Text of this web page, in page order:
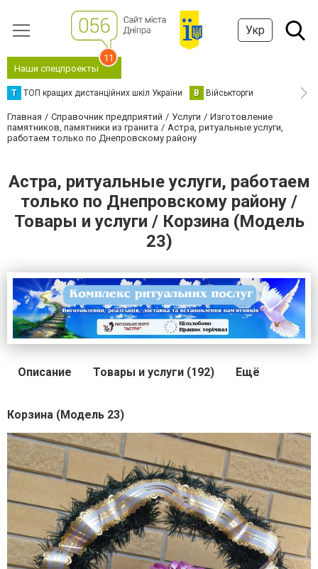
Укр
Наши спецпроекты
11
Т ТОП кращих дистанційних шкіл України В Військторги
Главная Справочник предприятий Услуги
Изготовление
памятников, памятники из гранита
Астра, ритуальные услуги,
работаем только по Днепровскому району
Астра, ритуальные услуги, работаем
только по Днепровскому району /
Товары и услуги / Корзина (Модель
23)
Описание Товары и услуги (192) Ещё
Корзина (Модель 23)